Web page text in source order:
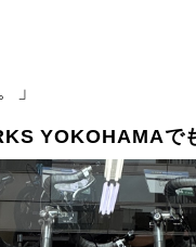
」
YOKOHAMAで